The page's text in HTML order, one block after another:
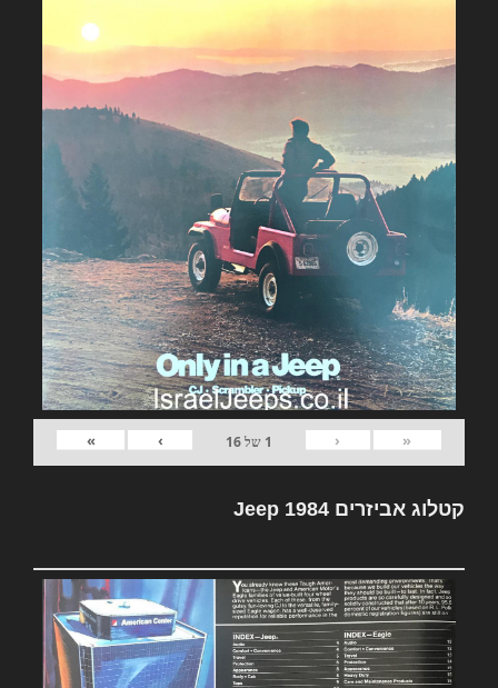
«
‹
1 של16
›
»
קטלוג אביזרים Jeep 1984